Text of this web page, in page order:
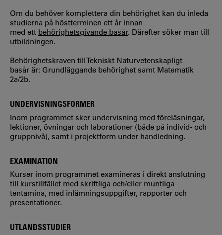
Om du behöver komplettera din behörighet kan du inleda
studierna på höstterminen ett år innan
med ett behörighetsgivande basår. Därefter söker man till
utbildningen.
Behörighetskraven till Tekniskt Naturvetenskapligt
basår är: Grundläggande behörighet samt Matematik
2a/2b.
UNDERVISNINGSFORMER
Inom programmet sker undervisning med föreläsningar,
lektioner, övningar och laborationer (både på individ- och
gruppnivå), samt i projektform under handledning.
EXAMINATION
Kurser inom programmet examineras i direkt anslutning
till kurstillfället med skriftliga och/eller muntliga
tentamina, med inlämningsuppgifter, rapporter och
presentationer.
UTLANDSSTUDIER